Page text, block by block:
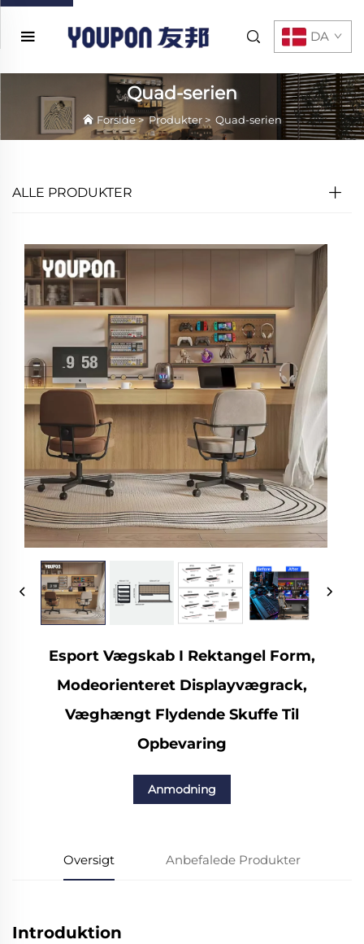
DA
Quad-serien
Forside>Produkter > Quad-serien
ALLE PRODUKTER
Esport Vægskab I Rektangel Form,
Modeorienteret Displayvægrack,
Væghængt Flydende Skuffe Til
Opbevaring
Anmodning
Oversigt Anbefalede Produkter
Introduktion